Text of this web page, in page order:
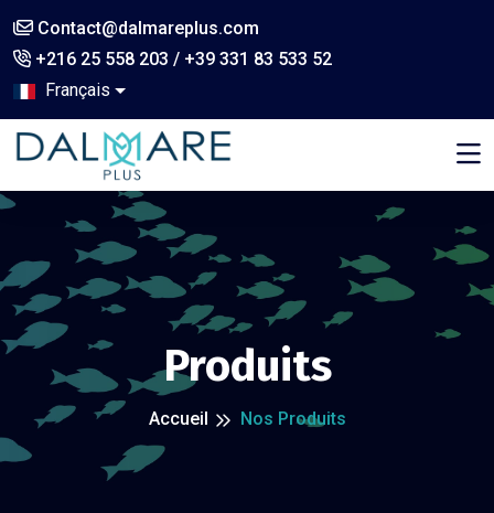
Contact@dalmareplus.com
+216 25 558 203 / +39 331 83 533 52
Français
,
Produits
Accueil Nos Produits